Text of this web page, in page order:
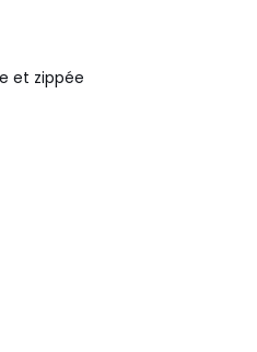
et zippée